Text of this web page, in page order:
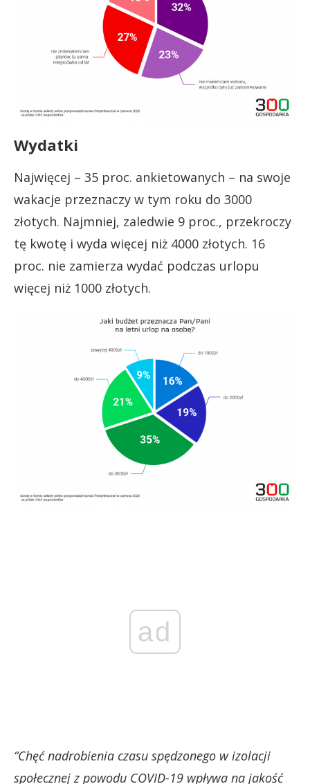
Wydatki
Najwięcej – 35 proc. ankietowanych – na swoje
wakacje przeznaczy w tym roku do 3000
złotych. Najmniej, zaledwie 9 proc., przekroczy
tę kwotę i wyda więcej niż 4000 złotych. 16
proc. nie zamierza wydać podczas urlopu
więcej niż 1000 złotych.
ad
“Chęć nadrobienia czasu spędzonego w izolacji
społecznej z powodu COVID-19 wpływa na jakość